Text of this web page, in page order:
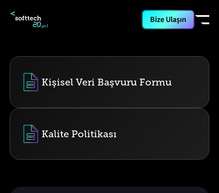
Bize Ulaşın
Politikalarımız
Kişisel Veri Başvuru Formu
Kalite Politikası